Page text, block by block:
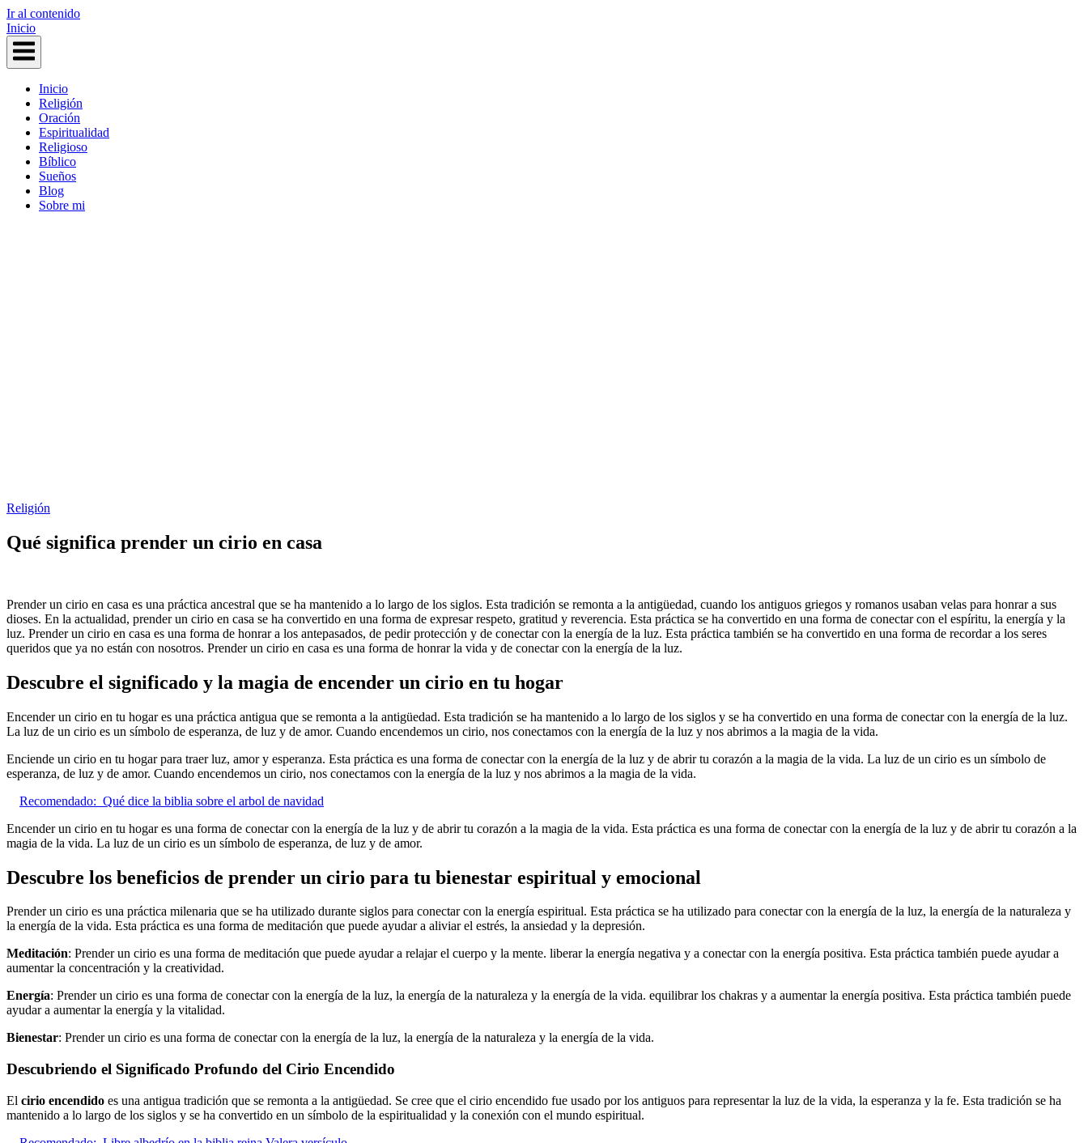
Ir al contenido
Inicio
Inicio
Religión
Oración
Espiritualidad
Religioso
Bíblico
Sueños
Blog
Sobre mi
Religión
Qué significa prender un cirio en casa
Prender un cirio en casa es una práctica ancestral que se ha mantenido a lo largo de los siglos. Esta tradición se remonta a la antigüedad, cuando los antiguos griegos y romanos usaban velas para honrar a sus
dioses. En la actualidad, prender un cirio en casa se ha convertido en una forma de expresar respeto, gratitud y reverencia. Esta práctica se ha convertido en una forma de conectar con el espíritu, la energía y la
luz. Prender un cirio en casa es una forma de honrar a los antepasados, de pedir protección y de conectar con la energía de la luz. Esta práctica también se ha convertido en una forma de recordar a los seres
queridos que ya no están con nosotros. Prender un cirio en casa es una forma de honrar la vida y de conectar con la energía de la luz.
Descubre el significado y la magia de encender un cirio en tu hogar
Encender un cirio en tu hogar es una práctica antigua que se remonta a la antigüedad. Esta tradición se ha mantenido a lo largo de los siglos y se ha convertido en una forma de conectar con la energía de la luz.
La luz de un cirio es un símbolo de esperanza, de luz y de amor. Cuando encendemos un cirio, nos conectamos con la energía de la luz y nos abrimos a la magia de la vida.
Enciende un cirio en tu hogar para traer luz, amor y esperanza. Esta práctica es una forma de conectar con la energía de la luz y de abrir tu corazón a la magia de la vida. La luz de un cirio es un símbolo de
esperanza, de luz y de amor. Cuando encendemos un cirio, nos conectamos con la energía de la luz y nos abrimos a la magia de la vida.
Recomendado: Qué dice la biblia sobre el arbol de navidad
Encender un cirio en tu hogar es una forma de conectar con la energía de la luz y de abrir tu corazón a la magia de la vida. Esta práctica es una forma de conectar con la energía de la luz y de abrir tu corazón a la
magia de la vida. La luz de un cirio es un símbolo de esperanza, de luz y de amor.
Descubre los beneficios de prender un cirio para tu bienestar espiritual y emocional
Prender un cirio es una práctica milenaria que se ha utilizado durante siglos para conectar con la energía espiritual. Esta práctica se ha utilizado para conectar con la energía de la luz, la energía de la naturaleza y
la energía de la vida. Esta práctica es una forma de meditación que puede ayudar a aliviar el estrés, la ansiedad y la depresión.
Meditación: Prender un cirio es una forma de meditación que puede ayudar a relajar el cuerpo y la mente. liberar la energía negativa y a conectar con la energía positiva. Esta práctica también puede ayudar a
aumentar la concentración y la creatividad.
Energía: Prender un cirio es una forma de conectar con la energía de la luz, la energía de la naturaleza y la energía de la vida. equilibrar los chakras y a aumentar la energía positiva. Esta práctica también puede
ayudar a aumentar la energía y la vitalidad.
Bienestar: Prender un cirio es una forma de conectar con la energía de la luz, la energía de la naturaleza y la energía de la vida.
Descubriendo el Significado Profundo del Cirio Encendido
El cirio encendido es una antigua tradición que se remonta a la antigüedad. Se cree que el cirio encendido fue usado por los antiguos para representar la luz de la vida, la esperanza y la fe. Esta tradición se ha
mantenido a lo largo de los siglos y se ha convertido en un símbolo de la espiritualidad y la conexión con el mundo espiritual.